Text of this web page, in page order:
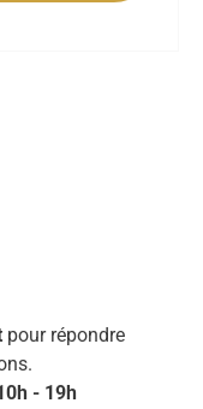
pour répondre
- 19h